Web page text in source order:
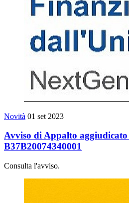
Novità 01 set 2023
Avviso di Appalto
B37B20074340001
Consulta l'avviso.